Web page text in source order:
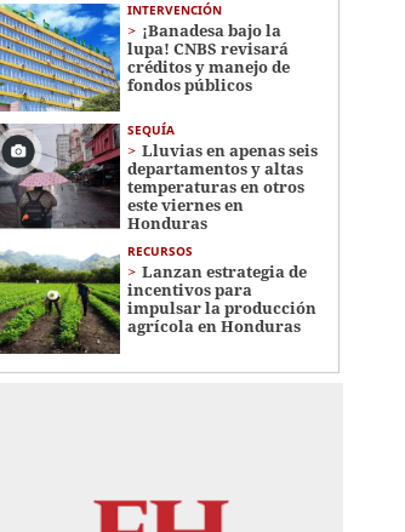
INTERVENCIÓN
¡Banadesa bajo la
lupa! CNBS revisará
créditos y manejo de
fondos públicos
SEQUÍA
Lluvias en apenas seis
departamentos y altas
temperaturas en otros
este viernes en
Honduras
RECURSOS
Lanzan estrategia de
incentivos para
impulsar la producción
agrícola en Honduras